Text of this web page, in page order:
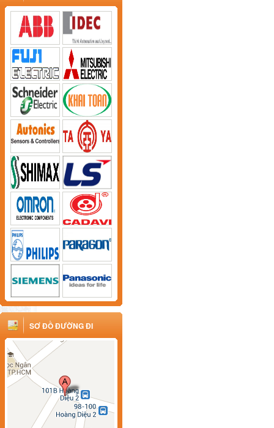
SƠ ĐỒ ĐƯỜNG ĐI